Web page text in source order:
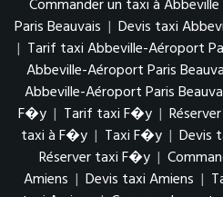
Commander un taxi à Abbeville
Paris Beauvais | Devis taxi
| Tarif taxi Abbeville-Aéroport
Abbeville-Aéroport Paris
Abbeville-Aéroport Paris
F�y | Tarif taxi F�y |
taxi à F�y | Taxi F�y | Devis
Réserver taxi F�y |
Amiens | Devis taxi Amiens |